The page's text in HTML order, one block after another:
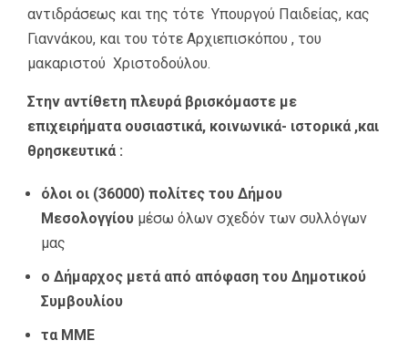
αντιδράσεως και της τότε Υπουργού Παιδείας, κας
Γιαννάκου, και του τότε Αρχιεπισκόπου , του
μακαριστού Χριστοδούλου.
Στην αντίθετη πλευρά βρισκόμαστε με
επιχειρήματα ουσιαστικά, κοινωνικά- ιστορικά ,και
θρησκευτικά :
όλοι οι (36000) πολίτες του Δήμου
Μεσολογγίου μέσω όλων σχεδόν των συλλόγων
μας
ο Δήμαρχος μετά από απόφαση του Δημοτικού
Συμβουλίου
τα ΜΜΕ